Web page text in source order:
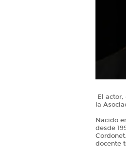
El actor,
la
Nacido
desde
docente